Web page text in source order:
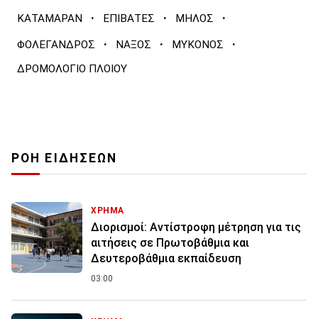
ΚΑΤΑΜΑΡΑΝ · ΕΠΙΒΑΤΕΣ · ΜΗΛΟΣ ·
ΦΟΛΕΓΑΝΔΡΟΣ · ΝΑΞΟΣ · ΜΥΚΟΝΟΣ ·
ΔΡΟΜΟΛΟΓΙΟ ΠΛΟΙΟΥ
ΡΟΗ ΕΙΔΗΣΕΩΝ
ΧΡΗΜΑ
Διορισμοί: Αντίστροφη μέτρηση για τις
αιτήσεις σε Πρωτοβάθμια και
Δευτεροβάθμια εκπαίδευση
03:00